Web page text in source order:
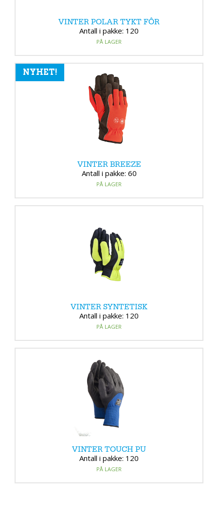
VINTER POLAR TYKT FÔR
Antall i pakke: 120
PÅ LAGER
NYHET!
VINTER BREEZE
Antall i pakke: 60
PÅ LAGER
VINTER SYNTETISK
Antall i pakke: 120
PÅ LAGER
VINTER TOUCH PU
Antall i pakke: 120
PÅ LAGER